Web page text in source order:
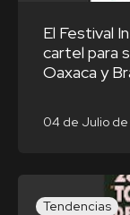
El Festival
cartel para
Oaxaca y
04 de Julio
Tendencias